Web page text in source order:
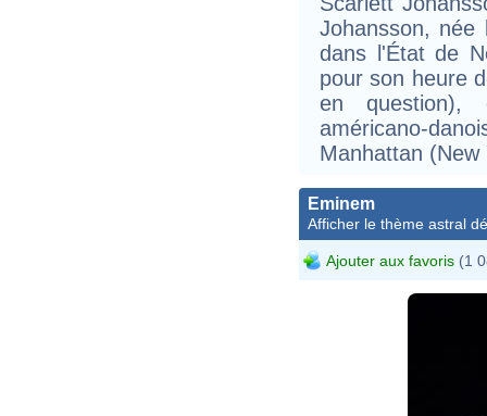
Johansson, née
dans l'État de
pour son heure
en question),
américano-
Manhattan (New
Eminem
Afficher le thème astral
Ajouter aux favoris (1